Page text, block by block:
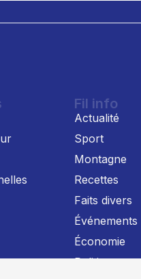
Fil info
Actualité
Sport
Montagne
Recettes
Faits divers
Événements
Économie
Politique